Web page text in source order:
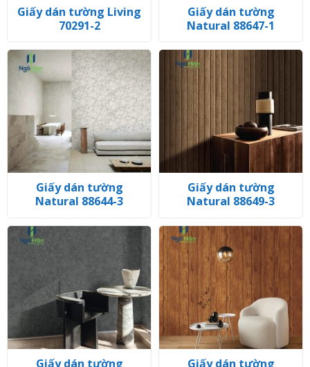
Giấy dán tường Living
70291-2
Giấy dán tường
Natural 88647-1
Giấy dán tường
Natural 88644-3
Giấy dán tường
Natural 88649-3
Giấy dán tường
Giấy dán tường